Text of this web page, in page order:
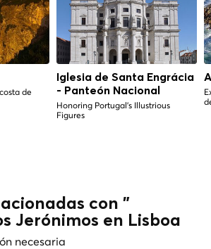
de
Iglesia de Santa Engrácia
- Panteón Nacional
Honoring Portugal's Illustrious
Figures
con "
Jerónimos en Lisboa
necesaria